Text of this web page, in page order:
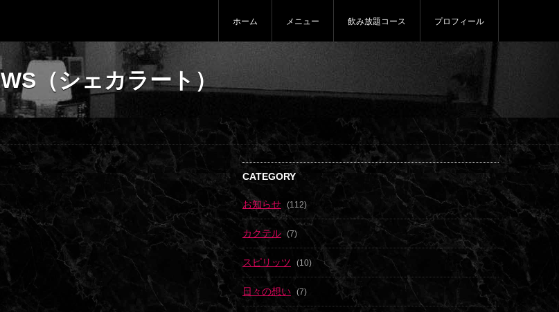
ホーム メニュー 飲み放題コース プロフィール
（シェカラート）
CATEGORY
お知らせ (112)
カクテル (7)
スピリッツ (10)
日々の想い (7)